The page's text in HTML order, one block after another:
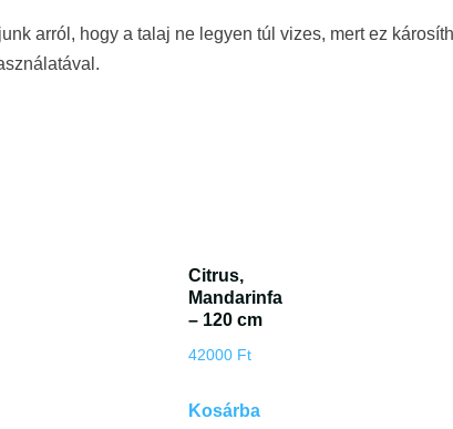
arról, hogy a talaj ne legyen túl vizes, mert ez
Citrus,
Mandarinfa
– 120 cm
42000 Ft
Kosárba